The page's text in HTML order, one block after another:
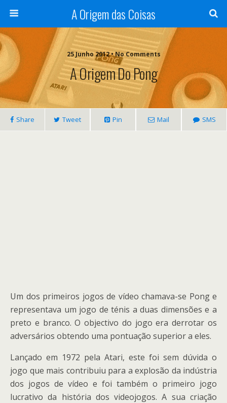
A Origem das Coisas
25 Junho 2012 • No Comments
A Origem Do Pong
Share Tweet Pin Mail SMS
Um dos primeiros jogos de vídeo chamava-se Pong e
representava um jogo de ténis a duas dimensões e a
preto e branco. O objectivo do jogo era derrotar os
adversários obtendo uma pontuação superior a eles.
Lançado em 1972 pela Atari, este foi sem dúvida o
jogo que mais contribuiu para a explosão da indústria
dos jogos de vídeo e foi também o primeiro jogo
lucrativo da história dos videojogos. A sua criação